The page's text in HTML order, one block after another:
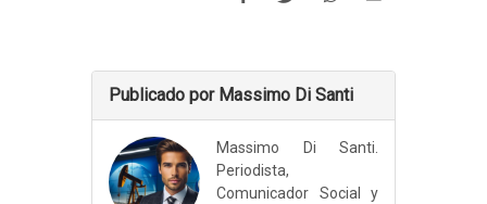
Publicado por Massimo Di Santi
Massimo Di Santi.
Periodista,
Comunicador Social y